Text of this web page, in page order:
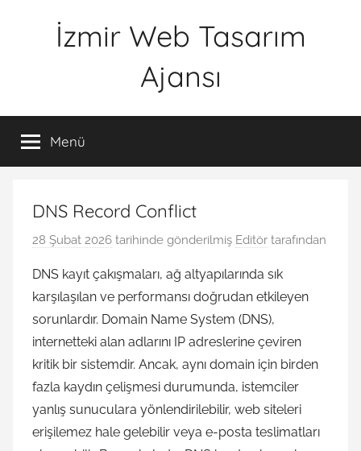
İzmir Web Tasarım
Ajansı
Menü
DNS Record Conflict
28 Şubat 2026 tarihinde gönderilmiş Editör tarafından
DNS kayıt çakışmaları, ağ altyapılarında sık
karşılaşılan ve performansı doğrudan etkileyen
sorunlardır. Domain Name System (DNS),
internetteki alan adlarını IP adreslerine çeviren
kritik bir sistemdir. Ancak, aynı domain için birden
fazla kaydın çelişmesi durumunda, istemciler
yanlış sunuculara yönlendirilebilir, web siteleri
erişilemez hale gelebilir veya e-posta teslimatları